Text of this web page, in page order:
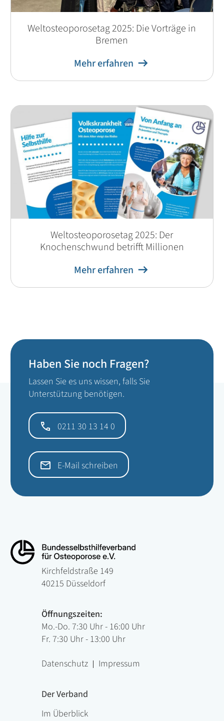
Weltosteoporosetag 2025: Die Vorträge in
Bremen
Mehr erfahren
Weltosteoporosetag 2025: Der
Knochenschwund betrifft Millionen
Mehr erfahren
Haben Sie noch Fragen?
Lassen Sie es uns wissen, falls Sie
Unterstützung benötigen.
0211 30 13 14 0
E-Mail schreiben
Kirchfeldstraße 149
40215 Düsseldorf
Öffnungszeiten:
Mo.-Do. 7:30 Uhr - 16:00 Uhr
Fr. 7:30 Uhr - 13:00 Uhr
Datenschutz
Impressum
Der Verband
Im Überblick